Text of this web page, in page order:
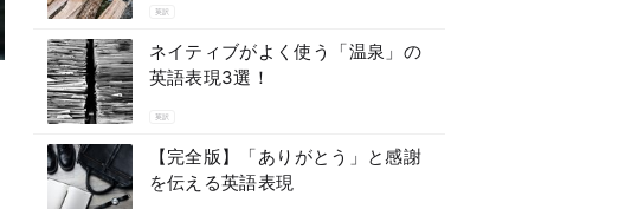
英訳
ネイティブがよく使う「温泉」の
英語表現3選！
英訳
【完全版】「ありがとう」と感謝
を伝える英語表現